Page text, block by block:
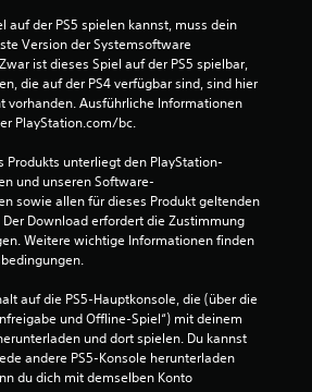
e
r
n
a
s
5
auf der PS5 spielen kannst, muss dein
Version der Systemsoftware
ist dieses Spiel auf der PS5 spielbar,
die auf der PS4 verfügbar sind, sind hier
vorhanden. Ausführliche Informationen
PlayStation.com/bc.
Produkts unterliegt den PlayStation-
und unseren Software-
sowie allen für dieses Produkt geltenden
Download erfordert die Zustimmung
Weitere wichtige Informationen finden
auf die PS5-Hauptkonsole, die (über die
und Offline-Spiel“) mit deinem
und dort spielen. Du kannst
andere PS5-Konsole herunterladen
du dich mit demselben Konto